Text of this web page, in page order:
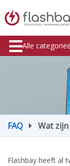
Alle
FAQ Wat
Flashbay heeft al